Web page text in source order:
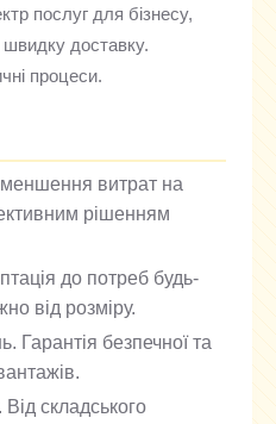
послуг для бізнесу,
доставку.
процеси.
витрат на
рішенням
до потреб будь-
від розміру.
Гарантія безпечної та
Від складського